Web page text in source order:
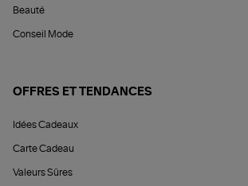
Beauté
Conseil Mode
OFFRES ET TENDANCES
Idées Cadeaux
Carte Cadeau
Valeurs Sûres